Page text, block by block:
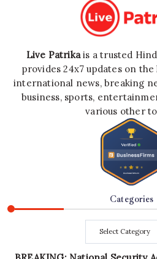
Live Patrikais a trusted
provides 24x7 updates on
international news, breaking
business, sports,
various other
Categories
Categories